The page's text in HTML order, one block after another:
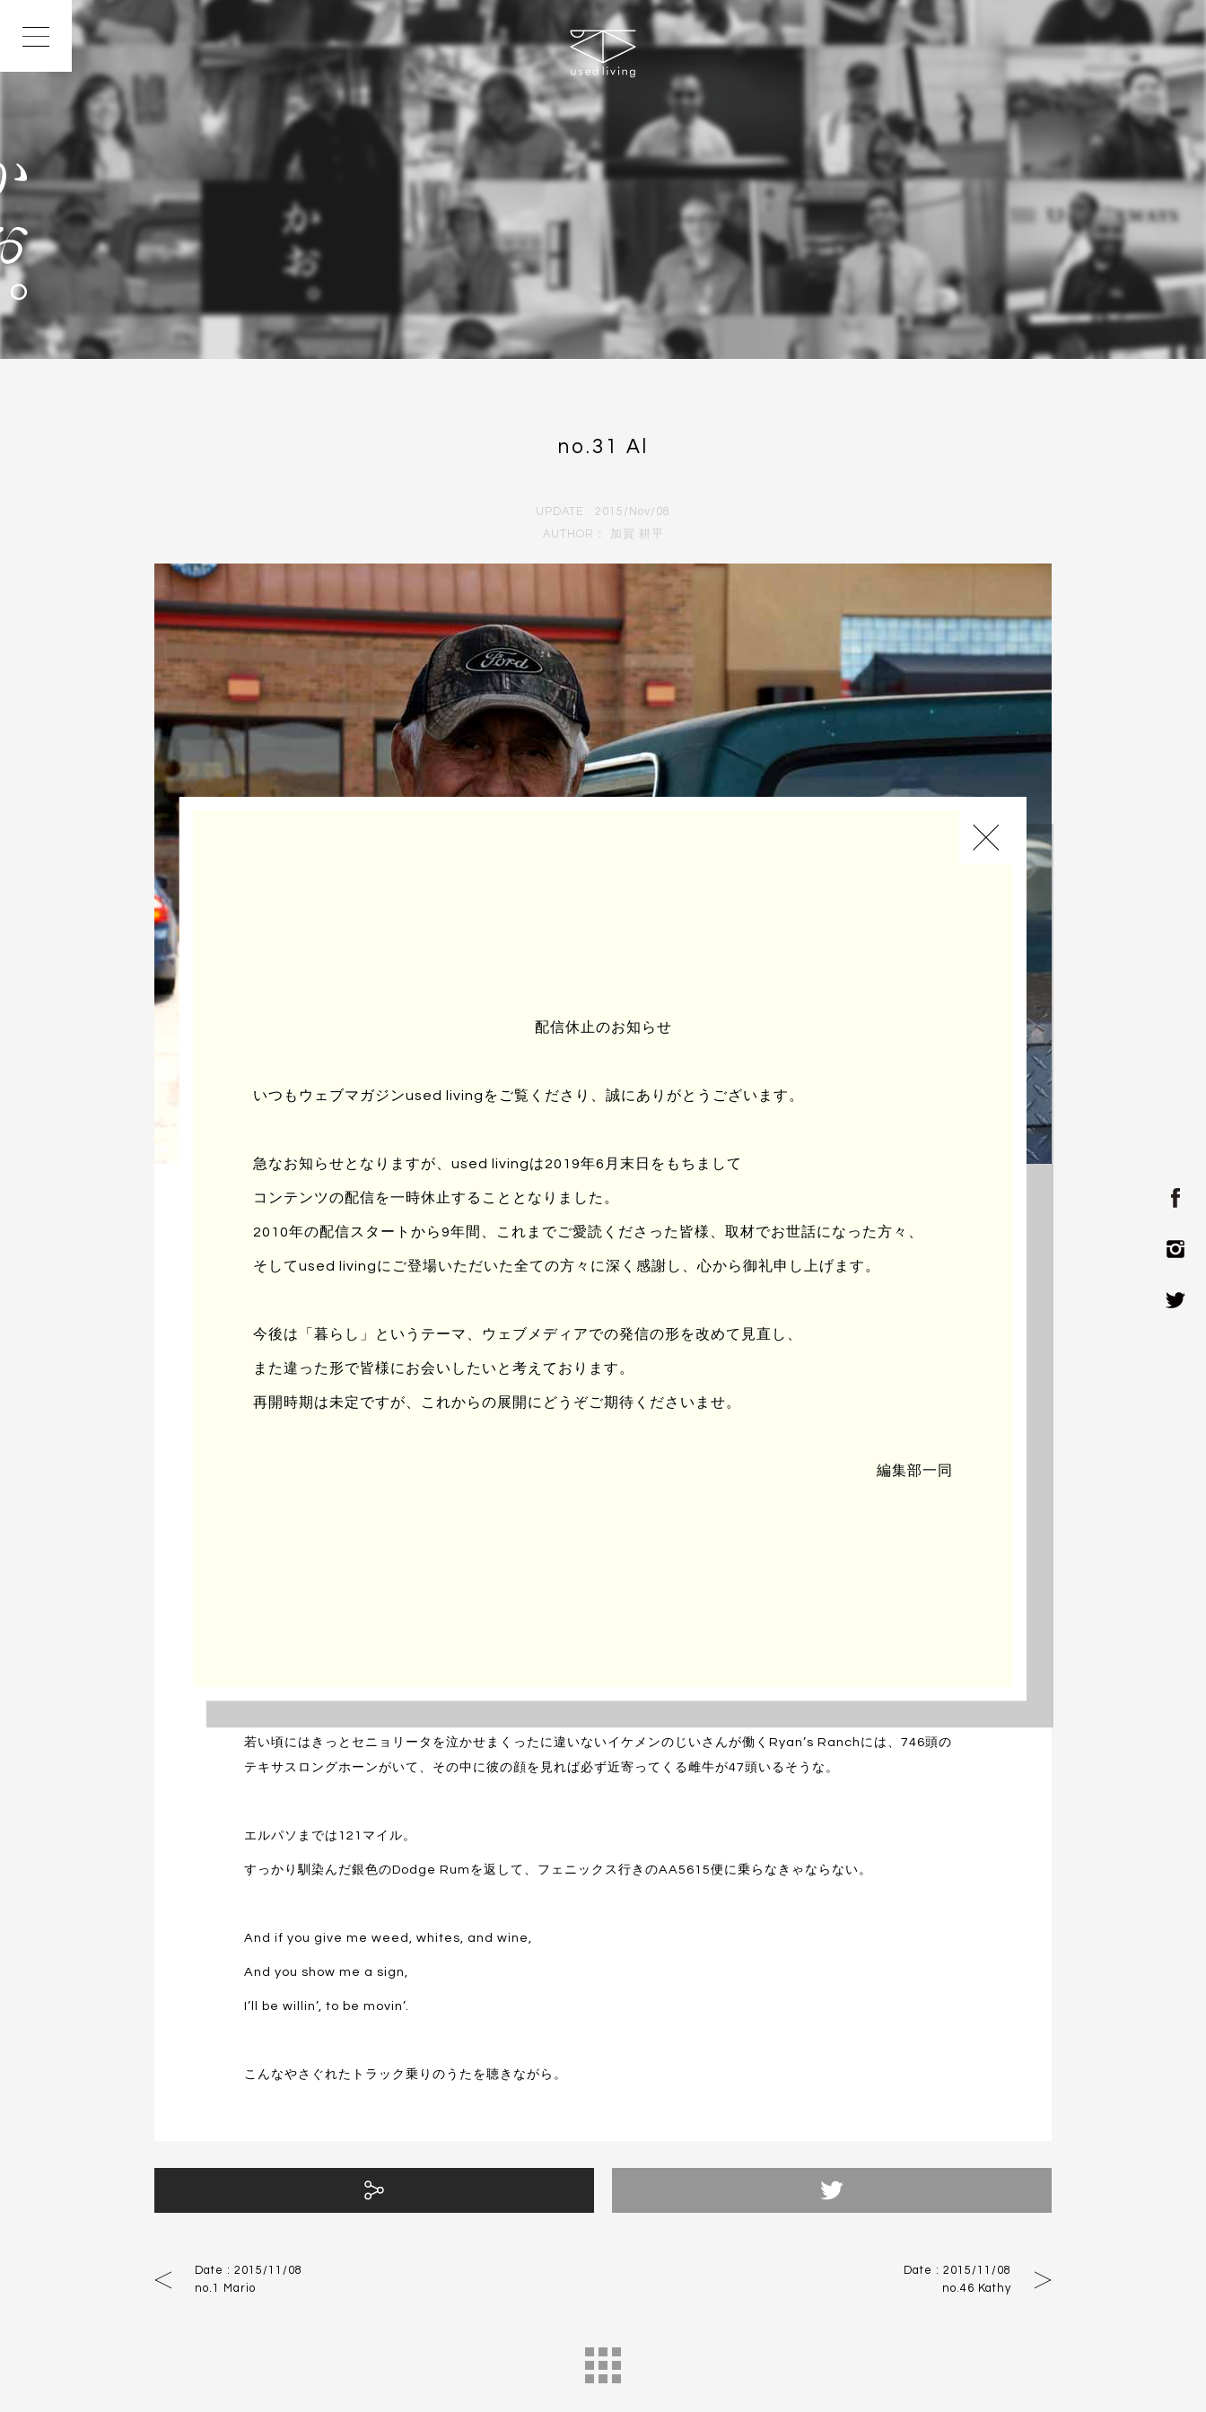
INDEX
配信休止のお知らせ
いつもウェブマガジンused livingをご覧くださり、誠にありがとうございます。
急なお知らせとなりますが、used livingは2019年6月末日をもちまして
コンテンツの配信を一時休止することとなりました。
2010年の配信スタートから9年間、これまでご愛読くださった皆様、取材でお世話になった方々、
そしてused livingにご登場いただいた全ての方々に深く感謝し、心から御礼申し上げます。
今後は「暮らし」というテーマ、ウェブメディアでの発信の形を改めて見直し、
また違った形で皆様にお会いしたいと考えております。
再開時期は未定ですが、これからの展開にどうぞご期待くださいませ。
編集部一同
no.31 Al
UPDATE : 2015/Nov/08
AUTHOR：
加賀 耕平
海原のようにしか見えない空っぽの荒野に毅然とたたずみ、
まったぼくたちは、ほとんどEmptyを指すガソリンメーターさえ見忘れて、やっとの思いでたどりついたのが、Van
若い頃にはきっとセニョリータを泣かせまくったに違いないイケメンのじいさんが働くRyan’s Ranchには、746頭の
テキサスロングホーンがいて、その中に彼の顔を見れば必ず近寄ってくる雌牛が47頭いるそうな。
エルパソまでは121マイル。
すっかり馴染んだ銀色のDodge Rumを返して、フェニックス行きのAA5615便に乗らなきゃならない。
And if you give me weed, whites, and wine,
And you show me a sign,
I’ll be willin’, to be movin’.
こんなやさぐれたトラック乗りのうたを聴きながら。
Date : 2015/11/08
no.1 Mario
Date : 2015/11/08
no.46 Kathy